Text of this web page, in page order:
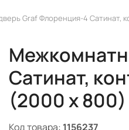
Graf Флоренция-4 Сатинат,
Сатинат,
(2000 х 800)
Код товара: 1156237